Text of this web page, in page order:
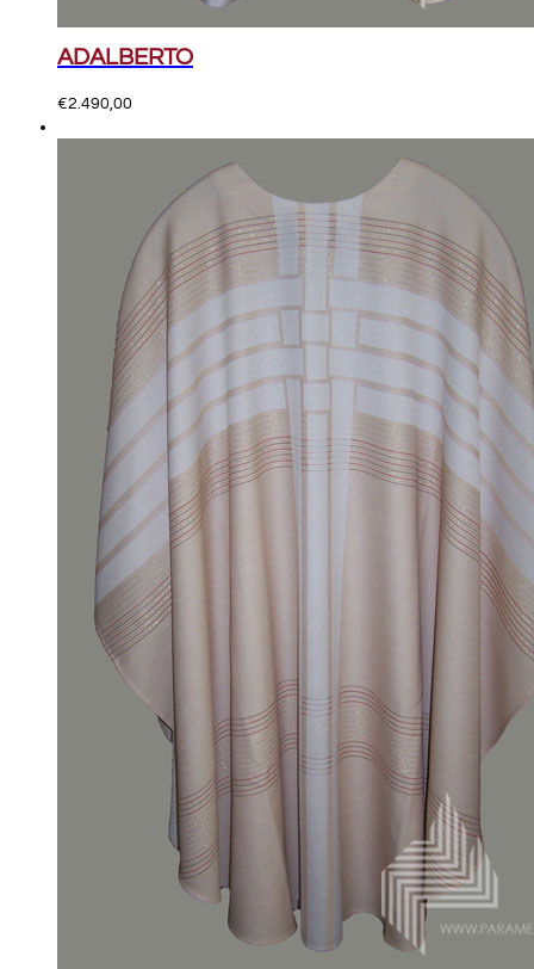
ADALBERTO
€2.490,00